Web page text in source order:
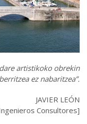
artistikoko obrekin
ez nabaritzea”.
JAVIER LEÓN
Consultores]